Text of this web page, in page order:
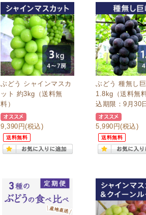
ぶどう シャインマスカ
ット 約3kg（送料無
料）
9,390円(税込)
送料無料
ぶどう 種無し
1.8kg（送料無
込期限：9月30
5,990円(税込)
送料無料